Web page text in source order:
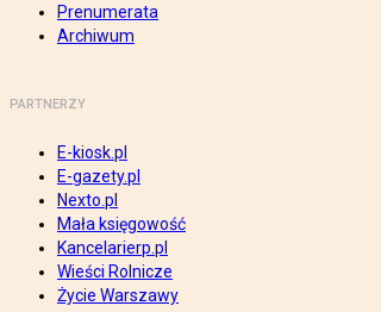
Prenumerata
Archiwum
PARTNERZY
E-kiosk.pl
E-gazety.pl
Nexto.pl
Mała księgowość
Kancelarierp.pl
Wieści Rolnicze
Życie Warszawy